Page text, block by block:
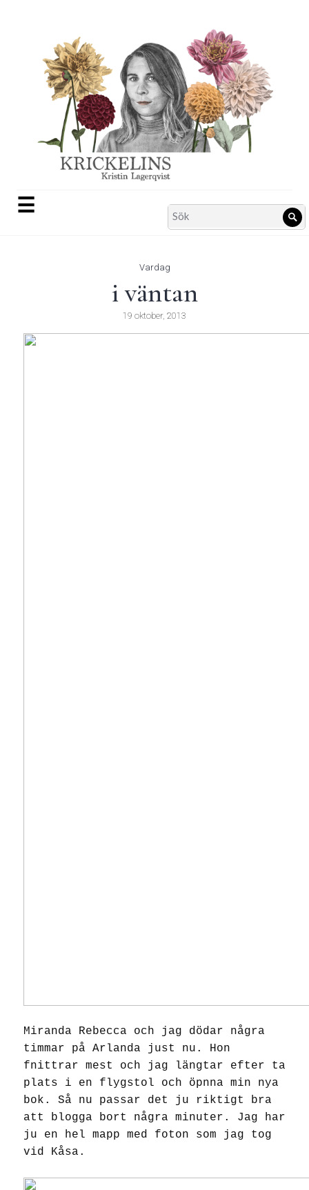
☰
Search
for:
Vardag
i väntan
19 oktober, 2013
Miranda Rebecca och jag dödar några
timmar på Arlanda just nu. Hon
fnittrar mest och jag längtar efter ta
plats i en flygstol och öpnna min nya
bok. Så nu passar det ju riktigt bra
att blogga bort några minuter. Jag har
ju en hel mapp med foton som jag tog
vid Kåsa.